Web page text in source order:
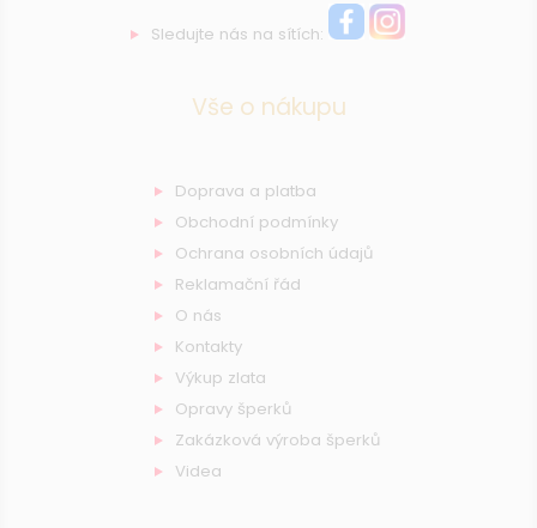
Sledujte nás na sítích:
Vše o nákupu
Doprava a platba
Obchodní podmínky
Ochrana osobních údajů
Reklamační řád
O nás
Kontakty
Výkup zlata
Opravy šperků
Zakázková výroba šperků
Videa